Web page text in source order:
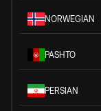
NORWEGIAN
PASHTO
PERSIAN